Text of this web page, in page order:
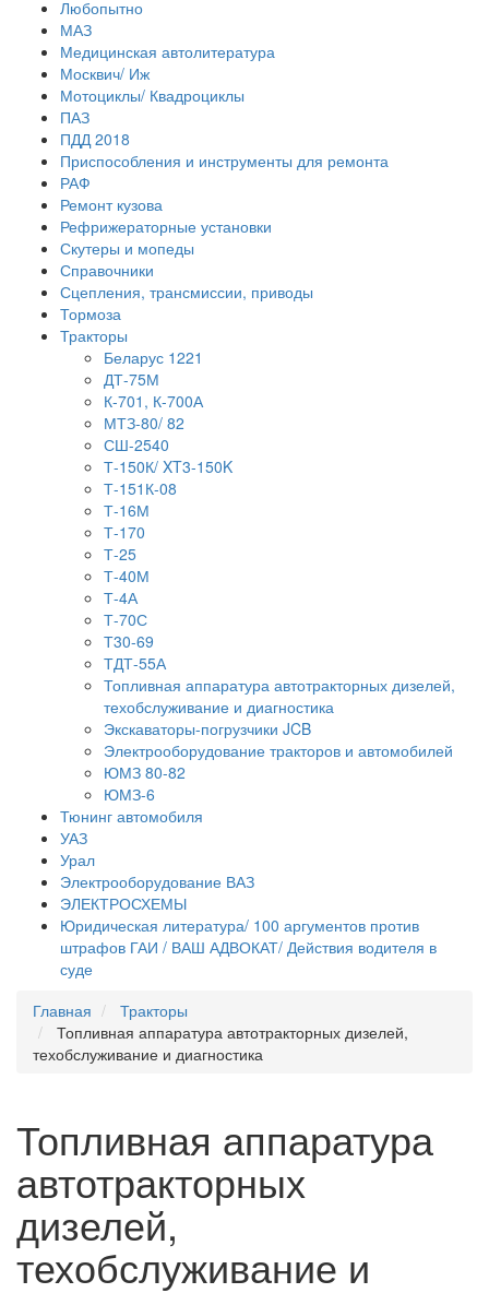
Любопытно
МАЗ
Медицинская автолитература
Москвич/ Иж
Мотоциклы/ Квадроциклы
ПАЗ
ПДД 2018
Приспособления и инструменты для ремонта
РАФ
Ремонт кузова
Рефрижераторные установки
Скутеры и мопеды
Справочники
Сцепления, трансмиссии, приводы
Тормоза
Тракторы
Беларус 1221
ДТ-75М
К-701, К-700А
МТЗ-80/ 82
СШ-2540
Т-150К/ XT3-150K
Т-151К-08
Т-16М
Т-170
Т-25
Т-40М
Т-4А
Т-70С
Т30-69
ТДТ-55А
Топливная аппаратура автотракторных дизелей,
техобслуживание и диагностика
Экскаваторы-погрузчики JCB
Электрооборудование тракторов и автомобилей
ЮМЗ 80-82
ЮМЗ-6
Тюнинг автомобиля
УАЗ
Урал
Электрооборудование ВАЗ
ЭЛЕКТРОСХЕМЫ
Юридическая литература/ 100 аргументов против
штрафов ГАИ / ВАШ АДВОКАТ/ Действия водителя в
суде
Главная
Тракторы
Топливная аппаратура автотракторных дизелей,
техобслуживание и диагностика
Топливная аппаратура
автотракторных
дизелей,
техобслуживание и